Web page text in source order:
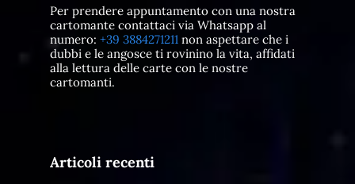
Per prendere appuntamento con una nostra
cartomante contattaci via Whatsapp al
numero: +39 3884271211 non aspettare che i
dubbi e le angosce ti rovinino la vita, affidati
alla lettura delle carte con le nostre
cartomanti.
Articoli recenti